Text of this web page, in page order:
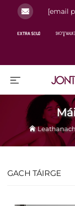
[email
GACH TÁIRGE